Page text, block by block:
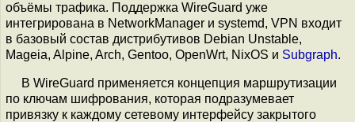
объёмы трафика. Поддержка WireGuard уже
интегрирована в NetworkManager и systemd, VPN входит
в базовый состав дистрибутивов Debian Unstable,
Mageia, Alpine, Arch, Gentoo, OpenWrt, NixOS и Subgraph.
В WireGuard применяется концепция маршрутизации
по ключам шифрования, которая подразумевает
привязку к каждому сетевому интерфейсу закрытого